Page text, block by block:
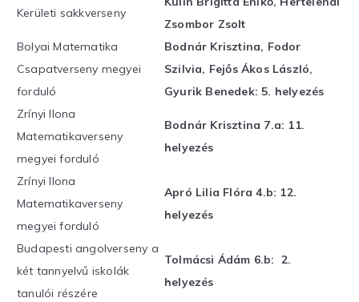
Kerületi sakkverseny
Zsombor Zsolt
Bolyai Matematika
Csapatverseny megyei
forduló
Bodnár Krisztina, Fodor
Szilvia, Fejős Ákos László,
Gyurik Benedek: 5. helyezés
Zrínyi Ilona
Matematikaverseny
megyei forduló
Bodnár Krisztina 7.a: 11.
helyezés
Zrínyi Ilona
Matematikaverseny
megyei forduló
Apró Lilia Flóra 4.b: 12.
helyezés
Budapesti angolverseny a
két tannyelvű iskolák
tanulói részére
Tolmácsi Ádám 6.b: 2.
helyezés